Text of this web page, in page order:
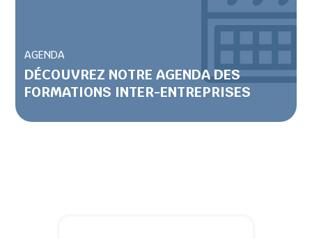
AGENDA
DÉCOUVREZ NOTRE AGENDA DES
FORMATIONS INTER-ENTREPRISES